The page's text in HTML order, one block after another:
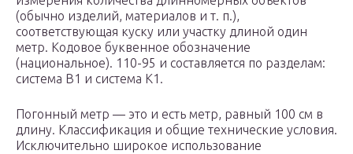
(обычно изделий, материалов и т. п.),
соответствующая куску или участку длиной один
метр. Кодовое буквенное обозначение
(национальное). 110-95 и составляется по разделам:
система В1 и система К1.
Погонный метр — это и есть метр, равный 100 см в
длину. Классификация и общие технические условия.
Исключительно широкое использование